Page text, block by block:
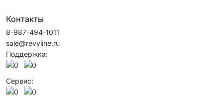
Контакты
8-987-494-1011
sale@revyline.ru
Поддержка:
Сервис: